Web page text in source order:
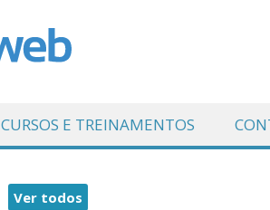
CURSOS E TREINAMENTOS
Ver todos